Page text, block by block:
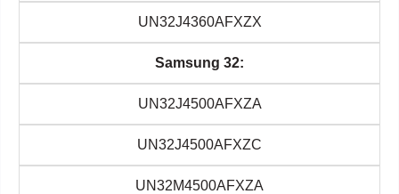
UN32J4360AFXZX
Samsung 32:
UN32J4500AFXZA
UN32J4500AFXZC
UN32M4500AFXZA